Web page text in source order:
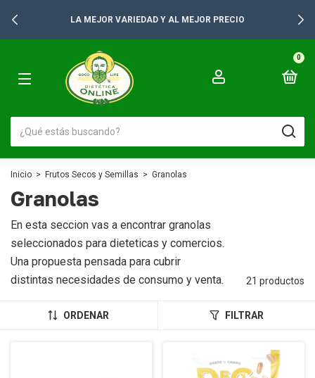
+2500 PRODUCTOS PARA TUS GONDOLAS
0
Inicio > Frutos Secos y Semillas > Granolas
Granolas
En esta seccion vas a encontrar granolas
seleccionados para dieteticas y comercios.
Una propuesta pensada para cubrir
distintas necesidades de consumo y venta.
21 productos
ORDENAR FILTRAR